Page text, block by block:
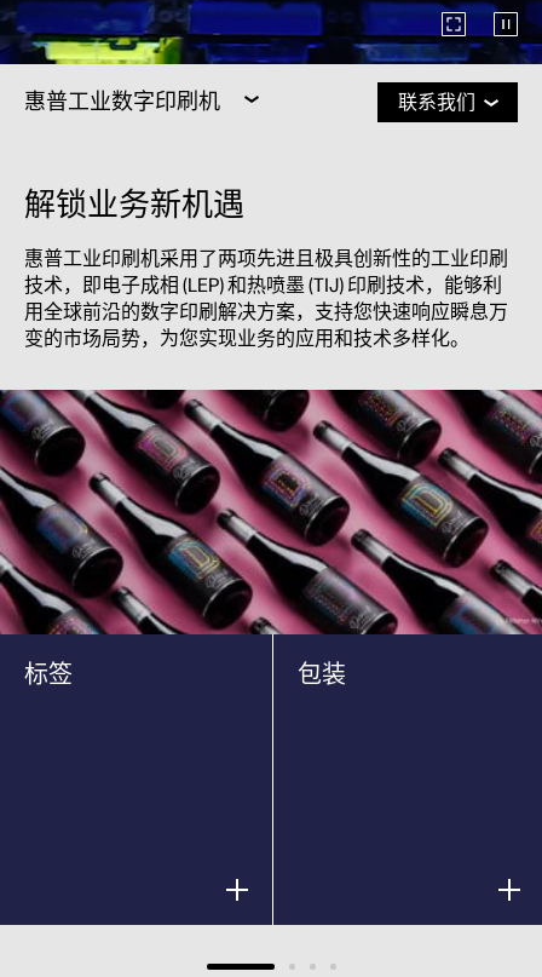
惠普工业数字印刷机 联系我们
解锁业务新机遇
惠普工业印刷机采用了两项先进且极具创新性的工业印刷
技术，即电子成相 (LEP) 和热喷墨 (TIJ) 印刷技术，能够利
用全球前沿的数字印刷解决方案，支持您快速响应瞬息万
变的市场局势，为您实现业务的应用和技术多样化。
标签 包装